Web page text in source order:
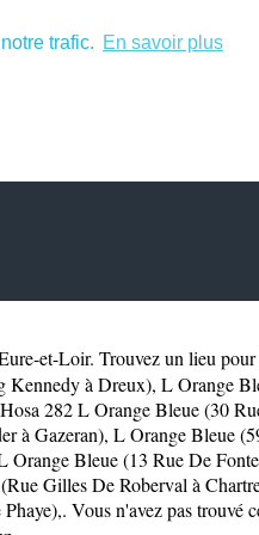
trafic. En savoir plus
et-Loir. Trouvez un lieu
Kennedy à Dreux), L Orange
Hosa 282 L Orange Bleue (30
à Gazeran), L Orange Bleue
Orange Bleue (13 Rue De
Gilles De Roberval à
,. Vous n'avez pas trouvé